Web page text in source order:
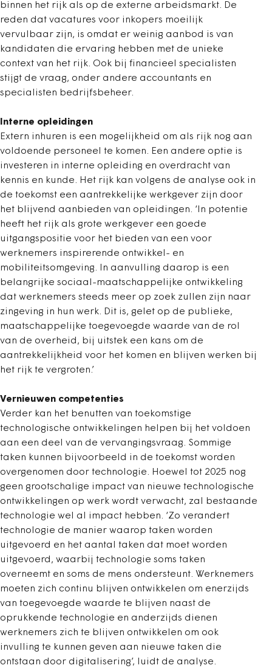
binnen het rijk als op de externe arbeidsmarkt. De
reden dat vacatures voor inkopers moeilijk
vervulbaar zijn, is omdat er weinig aanbod is van
kandidaten die ervaring hebben met de unieke
context van het rijk. Ook bij financieel specialisten
stijgt de vraag, onder andere accountants en
specialisten bedrijfsbeheer.
Interne opleidingen
Extern inhuren is een mogelijkheid om als rijk nog aan
voldoende personeel te komen. Een andere optie is
investeren in interne opleiding en overdracht van
kennis en kunde. Het rijk kan volgens de analyse ook in
de toekomst een aantrekkelijke werkgever zijn door
het blijvend aanbieden van opleidingen. ‘In potentie
heeft het rijk als grote werkgever een goede
uitgangspositie voor het bieden van een voor
werknemers inspirerende ontwikkel- en
mobiliteitsomgeving. In aanvulling daarop is een
belangrijke sociaal-maatschappelijke ontwikkeling
dat werknemers steeds meer op zoek zullen zijn naar
zingeving in hun werk. Dit is, gelet op de publieke,
maatschappelijke toegevoegde waarde van de rol
van de overheid, bij uitstek een kans om de
aantrekkelijkheid voor het komen en blijven werken bij
het rijk te vergroten.’
Vernieuwen competenties
Verder kan het benutten van toekomstige
technologische ontwikkelingen helpen bij het voldoen
aan een deel van de vervangingsvraag. Sommige
taken kunnen bijvoorbeeld in de toekomst worden
overgenomen door technologie. Hoewel tot 2025 nog
geen grootschalige impact van nieuwe technologische
ontwikkelingen op werk wordt verwacht, zal bestaande
technologie wel al impact hebben. ‘Zo verandert
technologie de manier waarop taken worden
uitgevoerd en het aantal taken dat moet worden
uitgevoerd, waarbij technologie soms taken
overneemt en soms de mens ondersteunt. Werknemers
moeten zich continu blijven ontwikkelen om enerzijds
van toegevoegde waarde te blijven naast de
oprukkende technologie en anderzijds dienen
werknemers zich te blijven ontwikkelen om ook
invulling te kunnen geven aan nieuwe taken die
ontstaan door digitalisering’, luidt de analyse.